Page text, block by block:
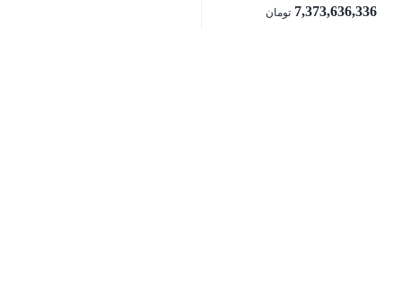
7,373,636,336 تومان